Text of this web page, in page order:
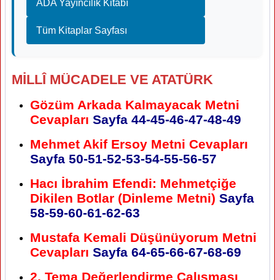
ADA Yayıncılık Kitabı
Tüm Kitaplar Sayfası
MİLLÎ MÜCADELE VE ATATÜRK
Gözüm Arkada Kalmayacak Metni
Cevapları Sayfa 44-45-46-47-48-49
Mehmet Akif Ersoy Metni Cevapları
Sayfa 50-51-52-53-54-55-56-57
Hacı İbrahim Efendi: Mehmetçiğe
Dikilen Botlar (Dinleme Metni) Sayfa
58-59-60-61-62-63
Mustafa Kemali Düşünüyorum Metni
Cevapları Sayfa 64-65-66-67-68-69
2. Tema Değerlendirme Çalışması